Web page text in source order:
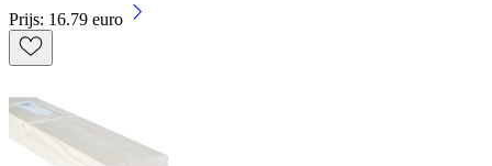
Prijs: 16.79 euro